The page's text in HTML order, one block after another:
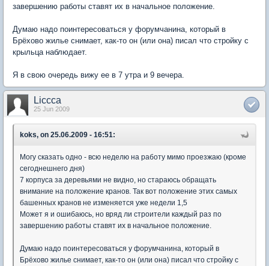
завершению работы ставят их в начальное положение.
Думаю надо поинтересоваться у форумчанина, который в
Брёхово жилье снимает, как-то он (или она) писал что стройку с
крыльца наблюдает.
Я в свою очередь вижу ее в 7 утра и 9 вечера.
Liccca
25 Jun 2009
koks, on 25.06.2009 - 16:51:
Могу сказать одно - всю неделю на работу мимо проезжаю (кроме
сегоднешнего дня)
7 корпуса за деревьями не видно, но стараюсь обращать
внимание на положение кранов. Так вот положение этих самых
башенных кранов не изменяется уже недели 1,5
Может я и ошибаюсь, но вряд ли строители каждый раз по
завершению работы ставят их в начальное положение.
Думаю надо поинтересоваться у форумчанина, который в
Брёхово жилье снимает, как-то он (или она) писал что стройку с